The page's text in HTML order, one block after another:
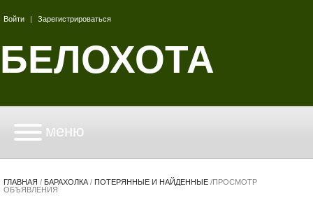
Войти | Зарегистрироваться
БЕЛОХОТА
меню
ГЛАВНАЯ / БАРАХОЛКА / ПОТЕРЯННЫЕ И НАЙДЕННЫЕ /ПРОСМОТР
ОБЪЯВЛЕНИЯ